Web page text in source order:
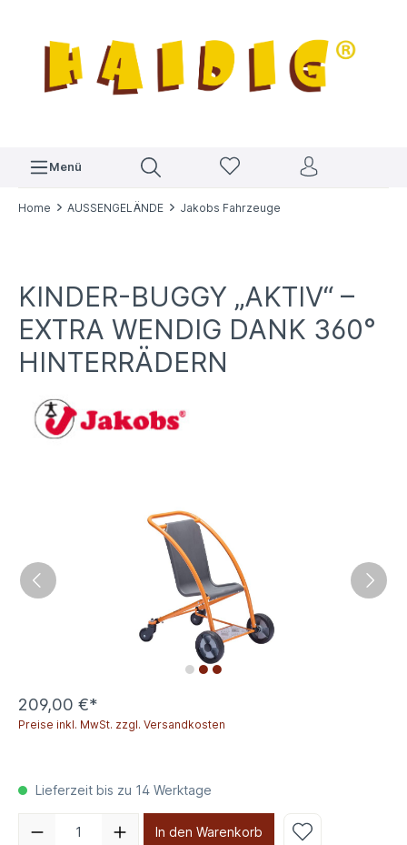
Menü
Home AUSSENGELÄNDE Jakobs Fahrzeuge
KINDER-BUGGY „AKTIV“ –
EXTRA WENDIG DANK 360°
HINTERRÄDERN
209,00 €*
Preise inkl. MwSt. zzgl. Versandkosten
Lieferzeit bis zu 14 Werktage
In den Warenkorb